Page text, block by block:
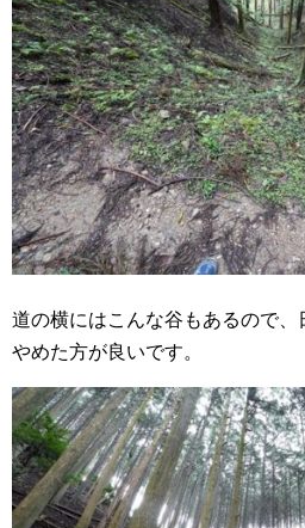
道の横にはこんな谷もあるので
やめた方が良いです。